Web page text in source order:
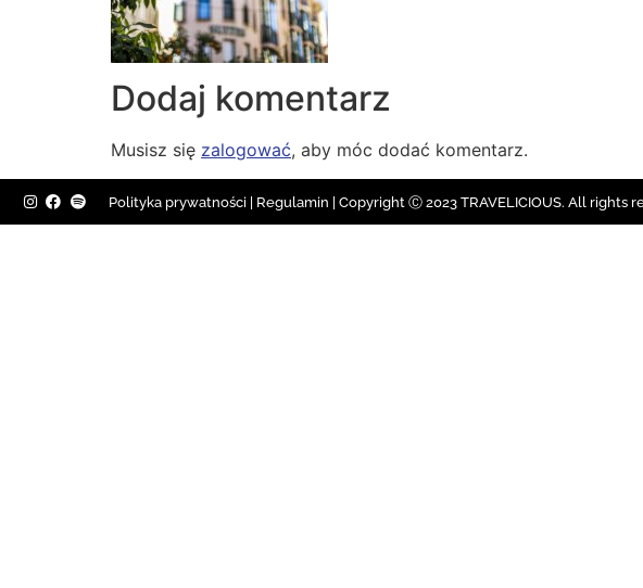
Dodaj komentarz
Musisz się zalogować, aby móc dodać komentarz.
Polityka prywatności Regulamin | Copyright Ⓒ 2023 TRAVELICIOUS. All rights